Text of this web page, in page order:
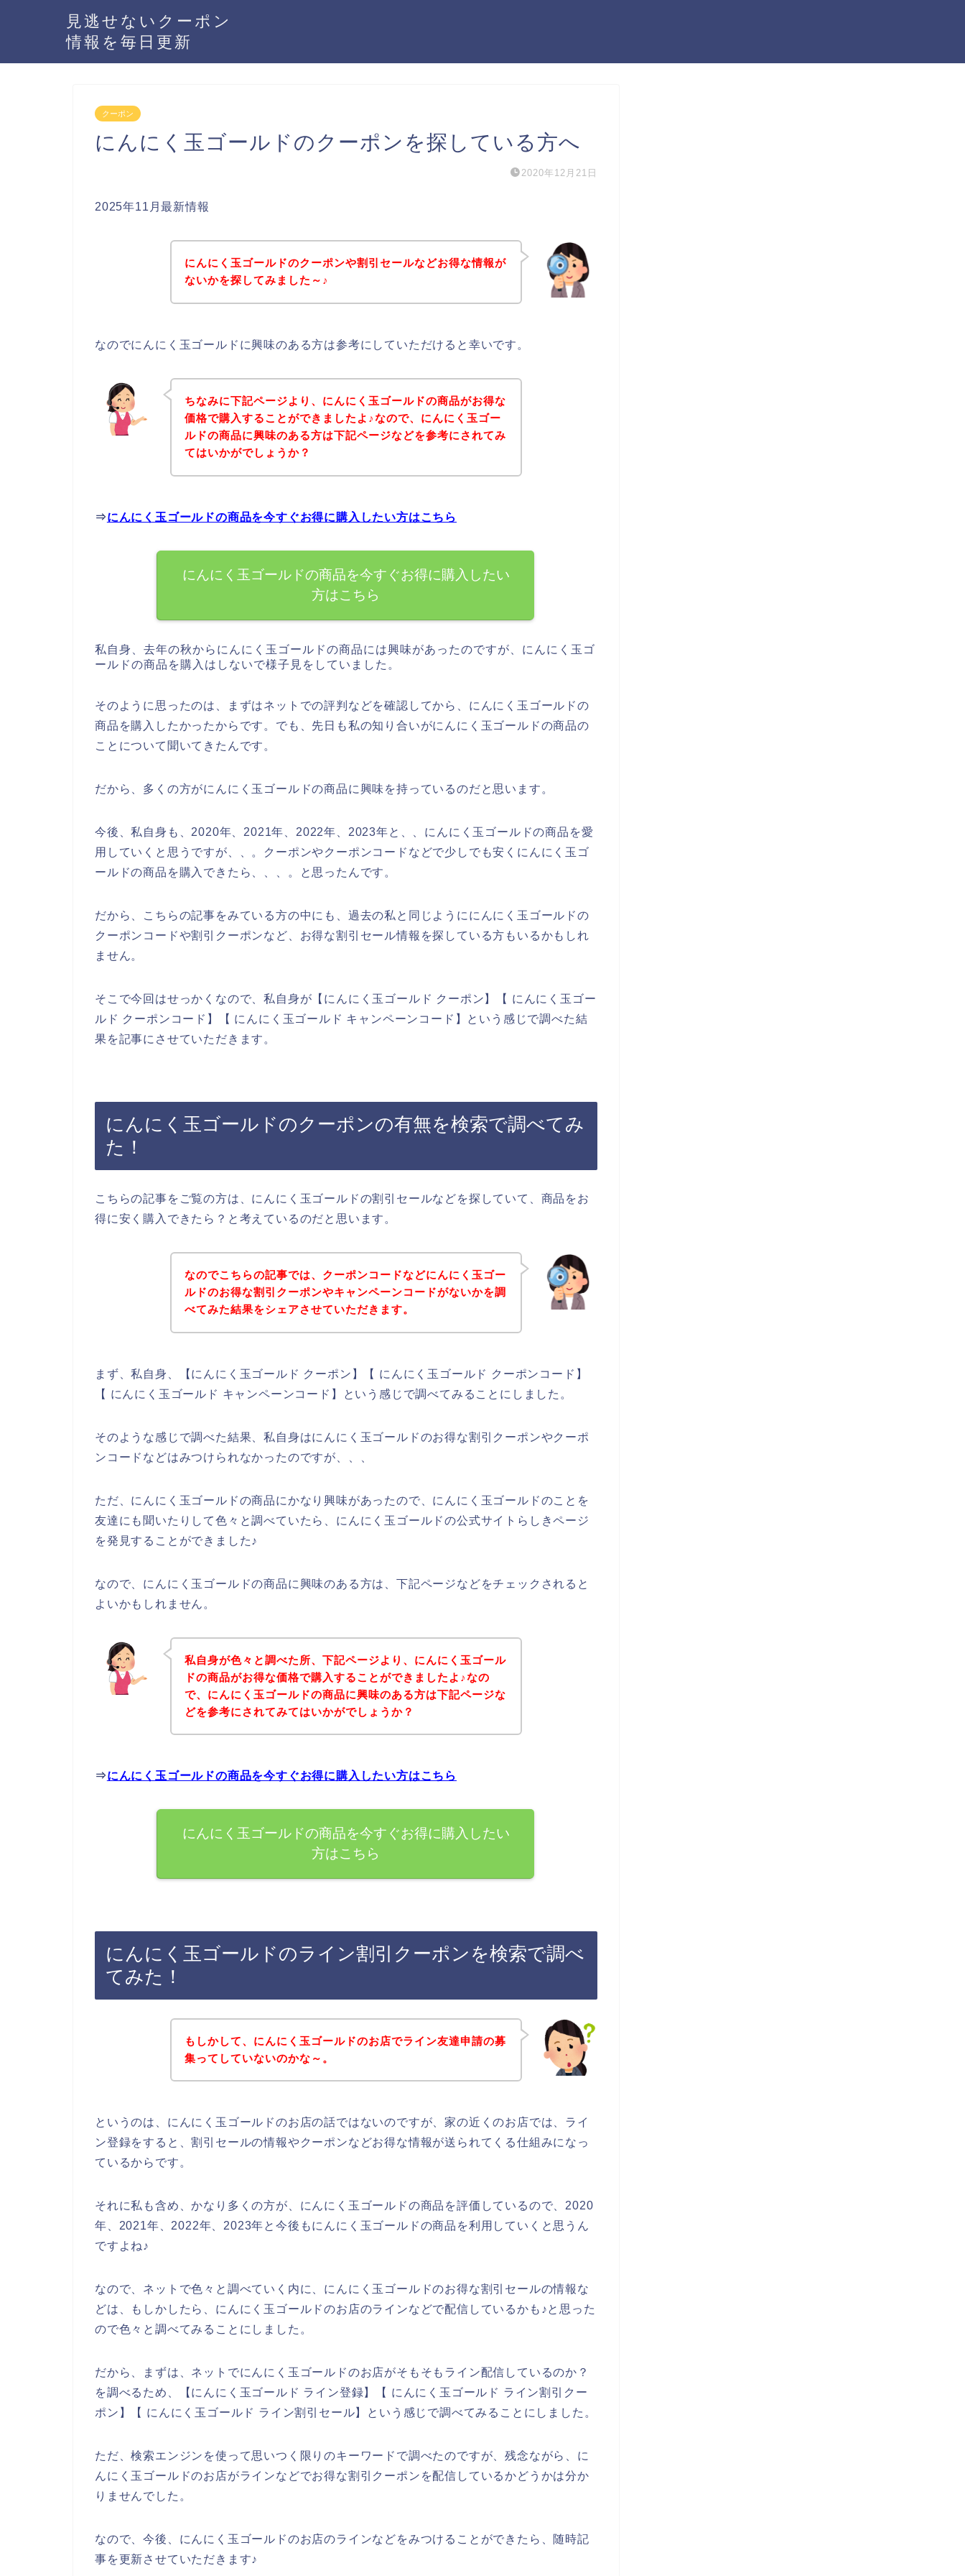
見逃せないクーポン
情報を毎日更新
クーポン
にんにく玉ゴールドのクーポンを探している方へ
2020年12月21日
2025年11月最新情報
にんにく玉ゴールドのクーポンや割引セールなどお得な情報が
ないかを探してみました～♪
なのでにんにく玉ゴールドに興味のある方は参考にしていただけると幸いです。
ちなみに下記ページより、にんにく玉ゴールドの商品がお得な
価格で購入することができましたよ♪なので、にんにく玉ゴー
ルドの商品に興味のある方は下記ページなどを参考にされてみ
てはいかがでしょうか？
⇒にんにく玉ゴールドの商品を今すぐお得に購入したい方はこちら
にんにく玉ゴールドの商品を今すぐお得に購入したい
方はこちら
私自身、去年の秋からにんにく玉ゴールドの商品には興味があったのですが、にんにく玉ゴ
ールドの商品を購入はしないで様子見をしていました。
そのように思ったのは、まずはネットでの評判などを確認してから、にんにく玉ゴールドの
商品を購入したかったからです。でも、先日も私の知り合いがにんにく玉ゴールドの商品の
ことについて聞いてきたんです。
だから、多くの方がにんにく玉ゴールドの商品に興味を持っているのだと思います。
今後、私自身も、2020年、2021年、2022年、2023年と、、にんにく玉ゴールドの商品を愛
用していくと思うですが、、。クーポンやクーポンコードなどで少しでも安くにんにく玉ゴ
ールドの商品を購入できたら、、、。と思ったんです。
だから、こちらの記事をみている方の中にも、過去の私と同じようににんにく玉ゴールドの
クーポンコードや割引クーポンなど、お得な割引セール情報を探している方もいるかもしれ
ません。
そこで今回はせっかくなので、私自身が【にんにく玉ゴールド クーポン】【 にんにく玉ゴー
ルド クーポンコード】【 にんにく玉ゴールド キャンペーンコード】という感じで調べた結
果を記事にさせていただきます。
にんにく玉ゴールドのクーポンの有無を検索で調べてみ
た！
こちらの記事をご覧の方は、にんにく玉ゴールドの割引セールなどを探していて、商品をお
得に安く購入できたら？と考えているのだと思います。
なのでこちらの記事では、クーポンコードなどにんにく玉ゴー
ルドのお得な割引クーポンやキャンペーンコードがないかを調
べてみた結果をシェアさせていただきます。
まず、私自身、【にんにく玉ゴールド クーポン】【 にんにく玉ゴールド クーポンコード】
【 にんにく玉ゴールド キャンペーンコード】という感じで調べてみることにしました。
そのような感じで調べた結果、私自身はにんにく玉ゴールドのお得な割引クーポンやクーポ
ンコードなどはみつけられなかったのですが、、、
ただ、にんにく玉ゴールドの商品にかなり興味があったので、にんにく玉ゴールドのことを
友達にも聞いたりして色々と調べていたら、にんにく玉ゴールドの公式サイトらしきページ
を発見することができました♪
なので、にんにく玉ゴールドの商品に興味のある方は、下記ページなどをチェックされると
よいかもしれません。
私自身が色々と調べた所、下記ページより、にんにく玉ゴール
ドの商品がお得な価格で購入することができましたよ♪なの
で、にんにく玉ゴールドの商品に興味のある方は下記ページな
どを参考にされてみてはいかがでしょうか？
⇒にんにく玉ゴールドの商品を今すぐお得に購入したい方はこちら
にんにく玉ゴールドの商品を今すぐお得に購入したい
方はこちら
にんにく玉ゴールドのライン割引クーポンを検索で調べ
てみた！
もしかして、にんにく玉ゴールドのお店でライン友達申請の募
集ってしていないのかな～。
というのは、にんにく玉ゴールドのお店の話ではないのですが、家の近くのお店では、ライ
ン登録をすると、割引セールの情報やクーポンなどお得な情報が送られてくる仕組みになっ
ているからです。
それに私も含め、かなり多くの方が、にんにく玉ゴールドの商品を評価しているので、2020
年、2021年、2022年、2023年と今後もにんにく玉ゴールドの商品を利用していくと思うん
ですよね♪
なので、ネットで色々と調べていく内に、にんにく玉ゴールドのお得な割引セールの情報な
どは、もしかしたら、にんにく玉ゴールドのお店のラインなどで配信しているかも♪と思った
ので色々と調べてみることにしました。
だから、まずは、ネットでにんにく玉ゴールドのお店がそもそもライン配信しているのか？
を調べるため、【にんにく玉ゴールド ライン登録】【 にんにく玉ゴールド ライン割引クー
ポン】【 にんにく玉ゴールド ライン割引セール】という感じで調べてみることにしました。
ただ、検索エンジンを使って思いつく限りのキーワードで調べたのですが、残念ながら、に
んにく玉ゴールドのお店がラインなどでお得な割引クーポンを配信しているかどうかは分か
りませんでした。
なので、今後、にんにく玉ゴールドのお店のラインなどをみつけることができたら、随時記
事を更新させていただきます♪